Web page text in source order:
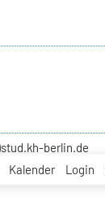
Kalender Login
berlin.de